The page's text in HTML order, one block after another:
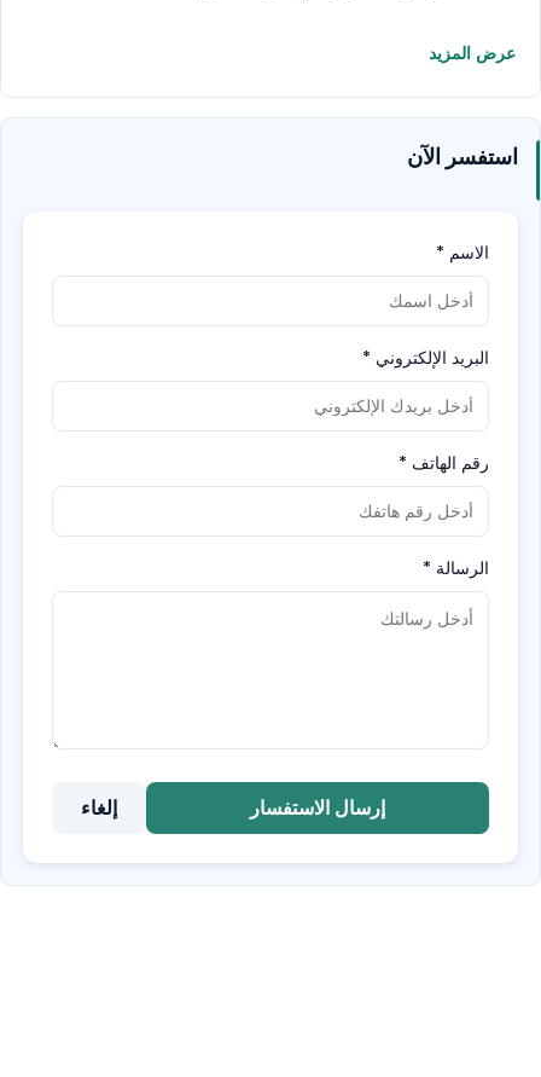
عرض المزيد
استفسر الآن
الاسم *
البريد الإلكتروني *
رقم الهاتف *
الرسالة *
إرسال الاستفسار إلغاء